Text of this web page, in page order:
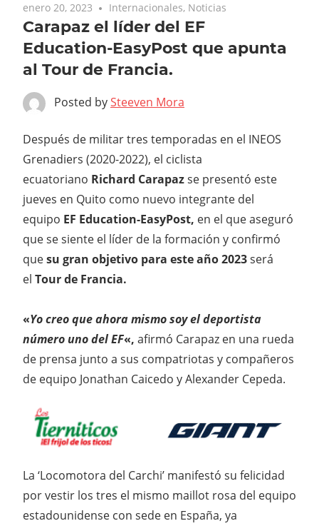
enero 20, 2023 Internacionales, Noticias
Carapaz el líder del EF
Education-EasyPost que apunta
al Tour de Francia.
Posted bySteeven Mora
Después de militar tres temporadas en el INEOS
Grenadiers (2020-2022), el ciclista
ecuatoriano Richard Carapazse presentó este
jueves en Quito como nuevo integrante del
equipo EF Education-EasyPost, en el que aseguró
que se siente el líder de la formación y confirmó
quesu gran objetivo para este año 2023será
el Tour de Francia.
«Yo creo que ahora mismo soy el deportista
número uno del EF«, afirmó Carapaz en una rueda
de prensa junto a sus compatriotas y compañeros
de equipo Jonathan Caicedo y Alexander Cepeda.
La ‘Locomotora del Carchi’ manifestó su felicidad
por vestir los tres el mismo maillot rosa del equipo
estadounidense con sede en España, ya